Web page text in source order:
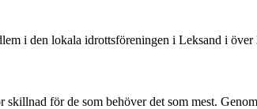
i den lokala idrottsföreningen i Leksand i
skillnad för de som behöver det som mest.